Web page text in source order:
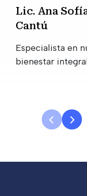
Lic. Ana
Cantú
Especialista en
bienestar